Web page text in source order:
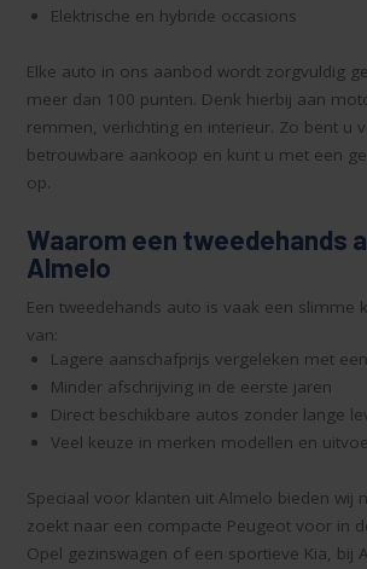
Elektrische en hybride occasions
Elke auto in ons aanbod wordt zorgvuldig
meer dan 100 punten. Denk hierbij aan
remmen, verlichting en interieur. Zo bent u
betrouwbare aankoop en kunt u met een
op.
Waarom een tweedehands
Almelo
Een tweedehands auto is vaak een slimme
van:
Lagere aanschafprijs vergeleken met
Minder afschrijving in de eerste jaren
Direct beschikbare autos zonder lange
Veel keuze in merken modellen en
Speciaal voor klanten uit Almelo bieden wij
zoekt naar een compacte Peugeot voor in
Opel gezinswagen of een sportieve Kia, bij